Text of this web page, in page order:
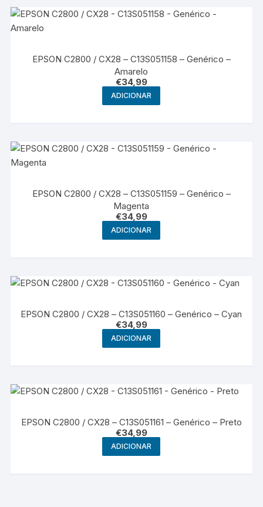
EPSON C2800 / CX28 – C13S051158 – Genérico –
Amarelo
€34,99
ADICIONAR
EPSON C2800 / CX28 – C13S051159 – Genérico –
Magenta
€34,99
ADICIONAR
EPSON C2800 / CX28 – C13S051160 – Genérico – Cyan
€34,99
ADICIONAR
EPSON C2800 / CX28 – C13S051161 – Genérico – Preto
€34,99
ADICIONAR